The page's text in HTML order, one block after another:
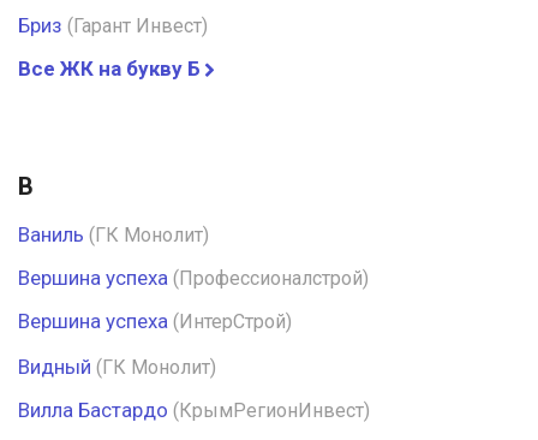
Бриз (Гарант Инвест)
Все ЖК на букву Б
В
Ваниль (ГК Монолит)
Вершина успеха (Профессионалстрой)
Вершина успеха (ИнтерСтрой)
Видный (ГК Монолит)
Вилла Бастардо (КрымРегионИнвест)